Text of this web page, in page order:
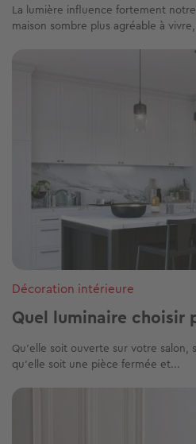
La lumière influence fortement
maison sombre plus agréable à
Décoration intérieure
Quel luminaire choisir
Qu’elle soit ouverte sur votre salon,
qu’elle soit une pièce fermée et...
Image